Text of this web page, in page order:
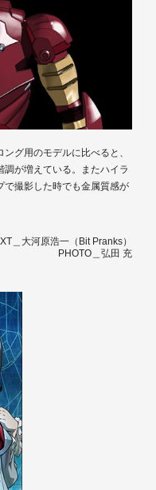
グ用のモデルに比べると、
が増えている。またハイラ
で撮影した時でも金属質感が
＿大河原浩一（Bit Pranks）
PHOTO＿弘田 充